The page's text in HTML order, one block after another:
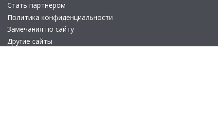
Стать партнером
Политика конфиденциальности
Замечания по сайту
Другие сайты